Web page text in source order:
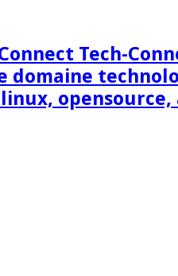
Tech-
domaine
opensource,